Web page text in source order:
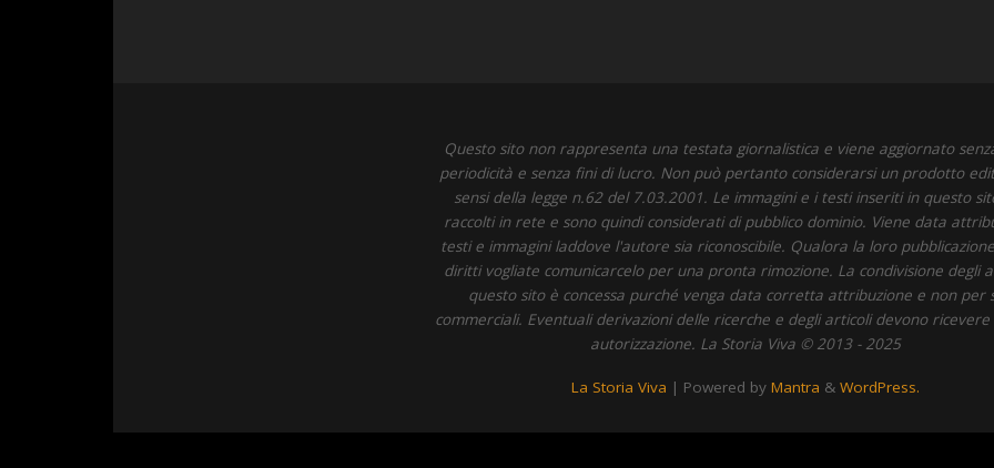
Questo sito non rappresenta una testata giornalistica e viene aggiornato
periodicità e senza fini di lucro. Non può pertanto considerarsi un prodotto
sensi della legge n.62 del 7.03.2001. Le immagini e i testi inseriti in questo
raccolti in rete e sono quindi considerati di pubblico dominio. Viene data
testi e immagini laddove l'autore sia riconoscibile. Qualora la loro
diritti vogliate comunicarcelo per una pronta rimozione. La condivisione degli
questo sito è concessa purché venga data corretta attribuzione e non per
commerciali. Eventuali derivazioni delle ricerche e degli articoli devono
autorizzazione. La Storia Viva © 2013 - 2025
La Storia Viva | Powered by Mantra & WordPress.